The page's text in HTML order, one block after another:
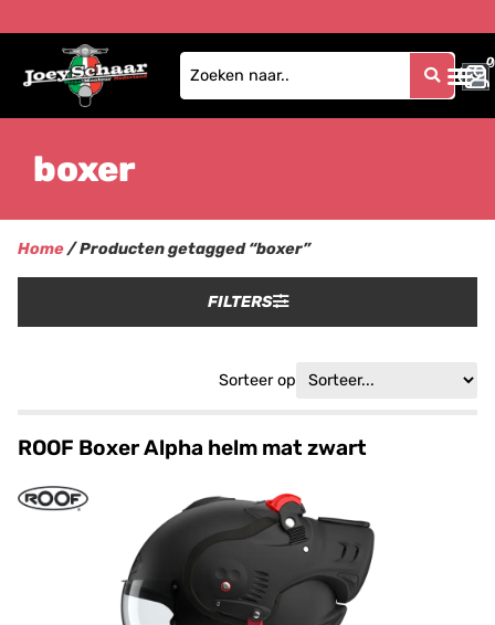
0
0
boxer
Home/ Producten getagged “boxer”
FILTERS
Sorteer op
ROOF Boxer Alpha helm mat zwart